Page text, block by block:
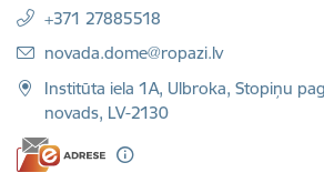
+371 27885518
E-pasts:
novada.dome@ropazi.lv
Institūta iela 1A, Ulbroka, Stopiņu
novads, LV-2130